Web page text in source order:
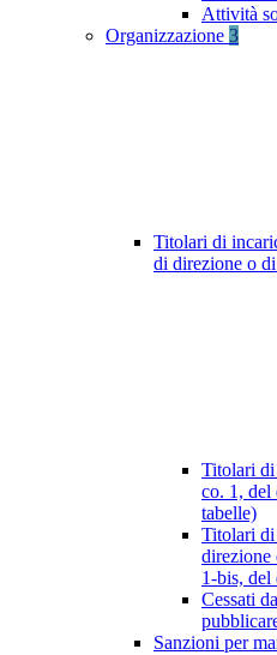
Attività
Organizzazione 3
Titolari di
di direzione o
Titolari
co. 1, del
tabelle)
Titolari di
direzione
1-bis, del
Cessati
Sanzioni per